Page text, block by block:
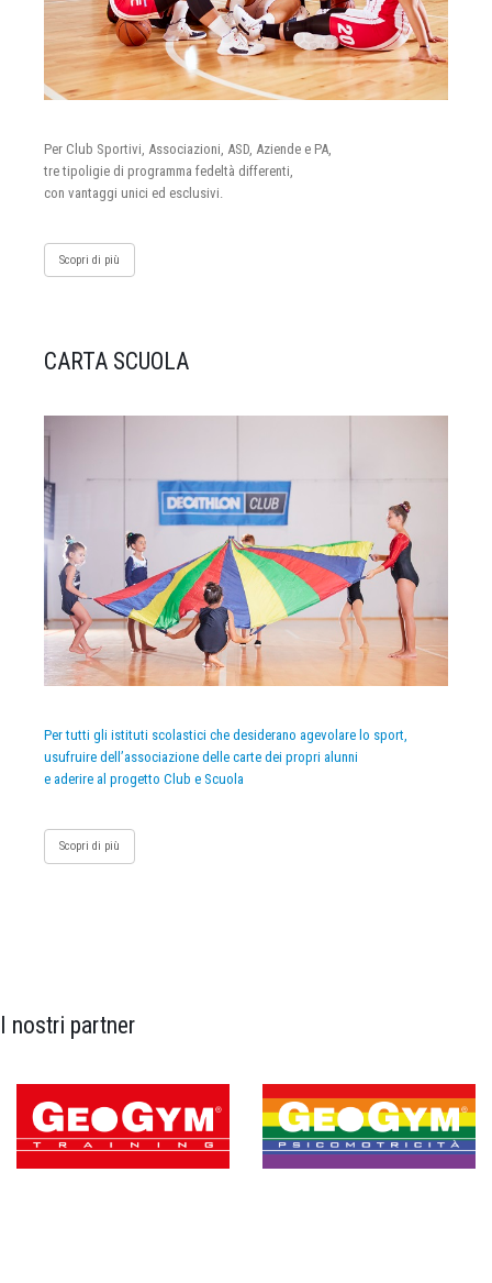
Per Club Sportivi, Associazioni, ASD, Aziende e PA,
tre tipoligie di programma fedeltà differenti,
con vantaggi unici ed esclusivi.
Scopri di più
CARTA SCUOLA
Per tutti gli istituti scolastici che desiderano agevolare lo sport,
usufruire dell’associazione delle carte dei propri alunni
e aderire al progetto Club e Scuola
Scopri di più
I nostri partner